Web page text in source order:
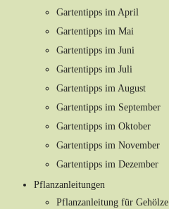
Gartentipps im April
Gartentipps im Mai
Gartentipps im Juni
Gartentipps im Juli
Gartentipps im August
Gartentipps im September
Gartentipps im Oktober
Gartentipps im November
Gartentipps im Dezember
Pflanzanleitungen
Pflanzanleitung für Gehölze